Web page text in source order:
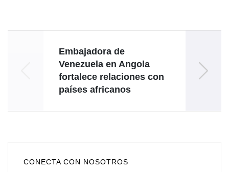
Embajadora de
Venezuela en Angola
fortalece relaciones con
países africanos
CONECTA CON NOSOTROS